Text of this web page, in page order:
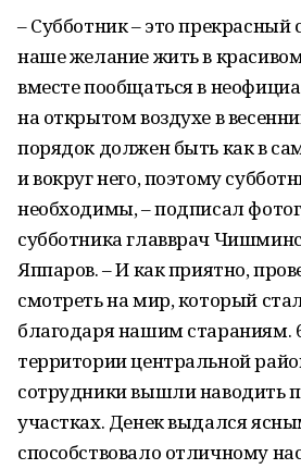
– Субботник – это прекрасный
наше желание жить в
вместе пообщаться в
на открытом воздухе в
порядок должен быть как в
и вокруг него, поэтому
необходимы, – подписал
субботника главврач
Яппаров. – И как приятно,
смотреть на мир, который
благодаря нашим стараниям.
территории центральной
сотрудники вышли наводить
участках. Денек выдался
способствовало отличному